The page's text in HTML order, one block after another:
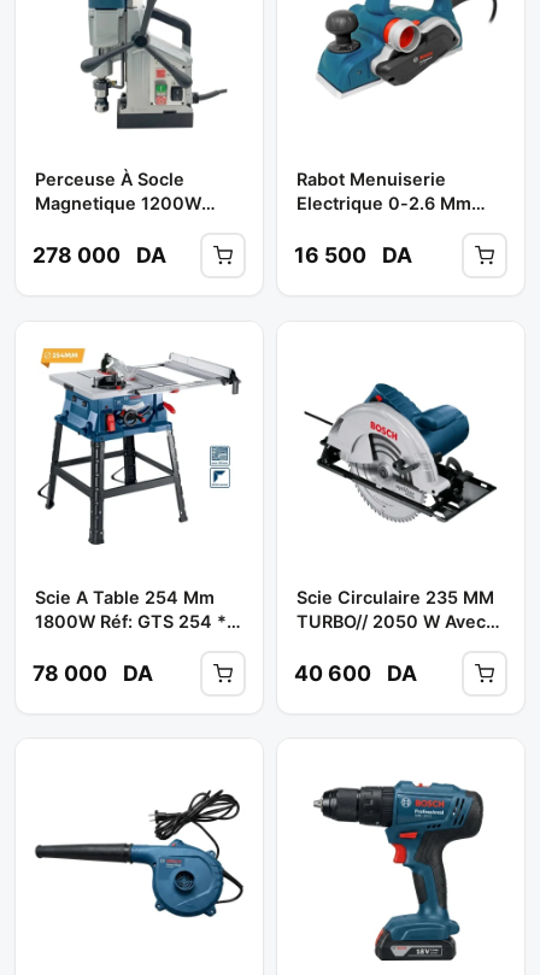
Perceuse À Socle
Magnetique 1200W
** BOSCH
278 000 DA
Rabot Menuiserie
Electrique 0-2.6 Mm
BOSCH
16 500 DA
Scie A Table 254 Mm
1800W Réf: GTS 254 **
78 000 DA
Scie Circulaire 235 MM
TURBO// 2050 W Avec
GKS235 TURBO **
GKS235 TURBO **
BOSCH"
40 600 DA